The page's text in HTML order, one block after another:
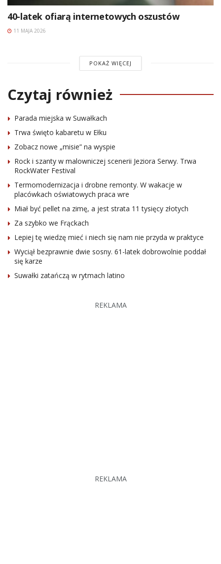
40-latek ofiarą internetowych oszustów
11 MAJA 2026
POKAŻ WIĘCEJ
Czytaj również
Parada miejska w Suwałkach
Trwa święto kabaretu w Ełku
Zobacz nowe „misie” na wyspie
Rock i szanty w malowniczej scenerii Jeziora Serwy. Trwa
RockWater Festival
Termomodernizacja i drobne remonty. W wakacje w
placówkach oświatowych praca wre
Miał być pellet na zimę, a jest strata 11 tysięcy złotych
Za szybko we Frąckach
Lepiej tę wiedzę mieć i niech się nam nie przyda w praktyce
Wyciął bezprawnie dwie sosny. 61-latek dobrowolnie poddał
się karze
Suwałki zatańczą w rytmach latino
REKLAMA
REKLAMA